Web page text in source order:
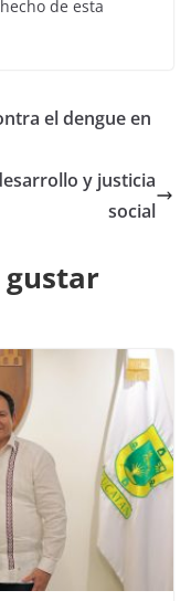
de esta
el dengue en
y justicia
social
gustar